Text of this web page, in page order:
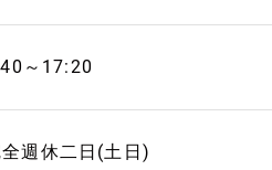
～17:20
週休二日(土日)